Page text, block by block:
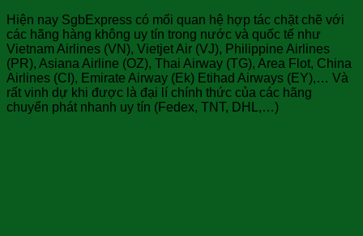
Hiện nay SgbExpress có mối quan hệ hợp tác chặt chẽ với
các hãng hàng không uy tín trong nước và quốc tế như
Vietnam Airlines (VN), Vietjet Air (VJ), Philippine Airlines
(PR), Asiana Airline (OZ), Thai Airway (TG), Area Flot, China
Airlines (CI), Emirate Airway (Ek) Etihad Airways (EY),… Và
rất vinh dự khi được là đại lí chính thức của các hãng
chuyển phát nhanh uy tín (Fedex, TNT, DHL,…)